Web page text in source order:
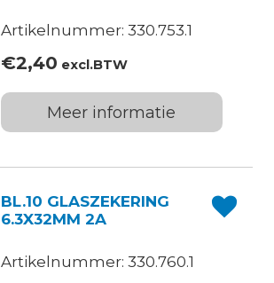
Artikelnummer: 330.753.1
€2,40 excl.BTW
Meer informatie
BL.10 GLASZEKERING
6.3X32MM 2A
Artikelnummer: 330.760.1